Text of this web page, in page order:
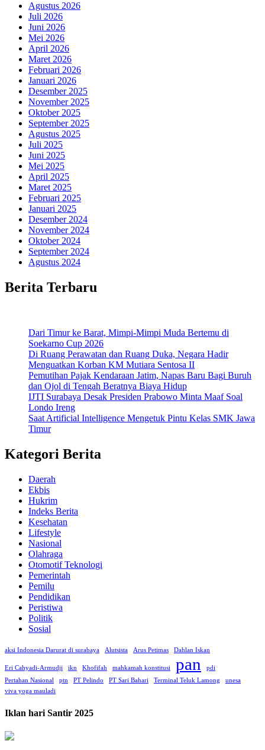
Agustus 2026
Juli 2026
Juni 2026
Mei 2026
April 2026
Maret 2026
Februari 2026
Januari 2026
Desember 2025
November 2025
Oktober 2025
September 2025
Agustus 2025
Juli 2025
Juni 2025
Mei 2025
April 2025
Maret 2025
Februari 2025
Januari 2025
Desember 2024
November 2024
Oktober 2024
September 2024
Agustus 2024
Berita Terbaru
Dari Timur ke Barat, Mimpi-Mimpi Muda Bertemu di
Soekarno Cup 2026
Di Ruang Perawatan dan Ruang Duka, Negara Hadir
Menguatkan Korban KM Mutiara Sentosa II
Pemutihan Pajak Kendaraan Jatim, Napas Baru Bagi Buruh
dan Ojol di Tengah Beratnya Biaya Hidup
IJTI Surabaya Desak Presiden Prabowo Minta Maaf Soal
Londo Ireng
Saat Artificial Intelligence Mengetuk Pintu Kelas SMK Jawa
Timur
Kategori Berita
Daerah
Ekbis
Hukrim
Indeks Berita
Kesehatan
Lifestyle
Nasional
Olahraga
Otomotif Teknologi
Pemerintah
Pemilu
Pendidikan
Peristiwa
Politik
Sosial
aksi Indonesia Darurat di surabaya Alutsista Arus Petimas Dahlan Iskan
Eri Cahyadi-Armudji ikn Khofifah mahkamah konstitusi pan
pdi
Pertahan Nasional
ptn PT Pelindo PT Sari Bahari Terminal Teluk Lamong
unesa
viva yoga mauladi
Iklan hari Santir 2025